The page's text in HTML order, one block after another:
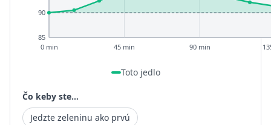
85
90
0 min 45 min 90 min
Toto jedlo
Čo keby ste...
Jedzte zeleninu ako prvú